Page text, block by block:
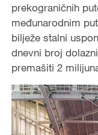
prekograničnih
međunarodnim
bilježe stalni
dnevni broj
premašiti 2